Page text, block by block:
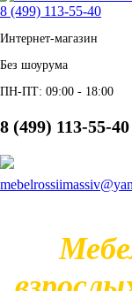
8 (499) 113-55-40
Интернет-магазин
Без шоурума
ПН-ПТ: 09:00 - 18:00
8 (499) 113-55-40